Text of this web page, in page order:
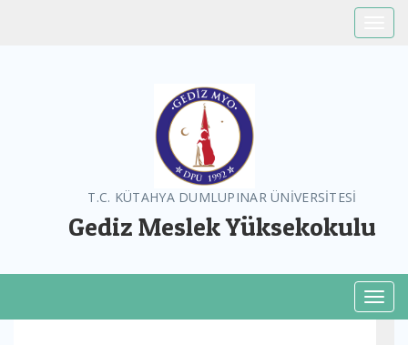
T.C. KÜTAHYA DUMLUPINAR ÜNİVERSİTESİ
Gediz Meslek Yüksekokulu